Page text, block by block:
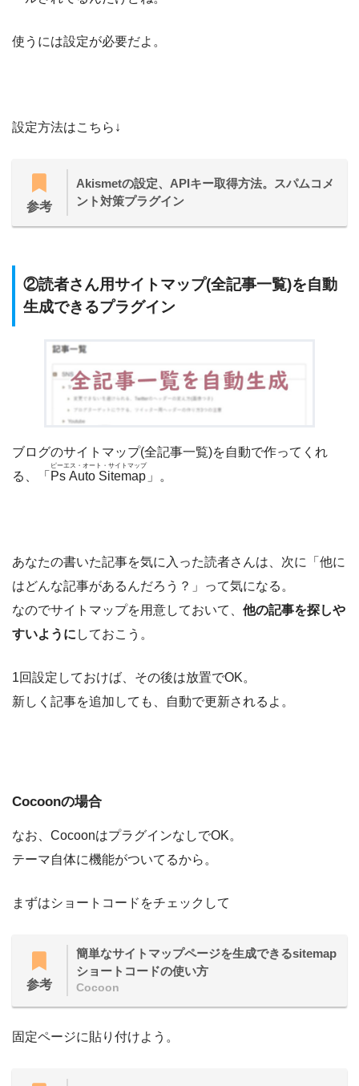
使うには設定が必要だよ。
設定方法はこちら↓
参考
Akismetの設定、APIキー取得方法。スパムコメ
ント対策プラグイン
②読者さん用サイトマップ(全記事一覧)を自動
生成できるプラグイン
ブログのサイトマップ(全記事一覧)を自動で作ってくれ
る、「 Ps Auto Sitemap
ピーエス・オート・サイトマップ
」。
あなたの書いた記事を気に入った読者さんは、次に「他に
はどんな記事があるんだろう？」って気になる。
なのでサイトマップを用意しておいて、 他の記事を探しや
すいように しておこう。
1回設定しておけば、その後は放置でOK。
新しく記事を追加しても、自動で更新されるよ。
Cocoonの場合
なお、CocoonはプラグインなしでOK。
テーマ自体に機能がついてるから。
まずはショートコードをチェックして
参考
簡単なサイトマップページを生成できるsitemap
ショートコードの使い方
Cocoon
固定ページに貼り付けよう。